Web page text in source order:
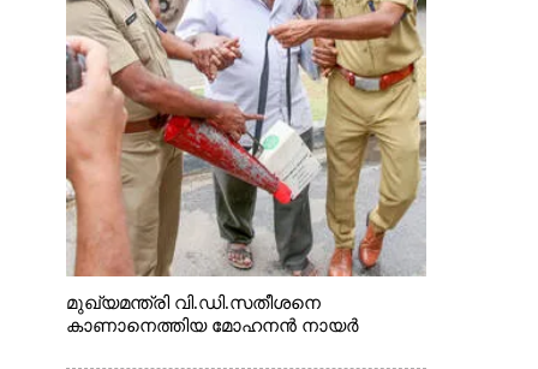
മുഖ്യമന്ത്രി വി.ഡി.സതീശനെ
കാണാനെത്തിയ മോഹനൻ നായർ